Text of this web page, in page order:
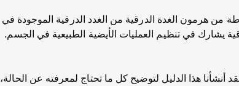
من هرمون الغدة الدرقية من الغدد الدرقية الموجودة في
يشارك في تنظيم العمليات الأيضية الطبيعية في الجسم.
هذا الدليل لتوضيح كل ما تحتاج لمعرفته عن الحالة،